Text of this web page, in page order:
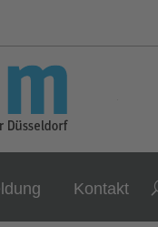
Kontakt